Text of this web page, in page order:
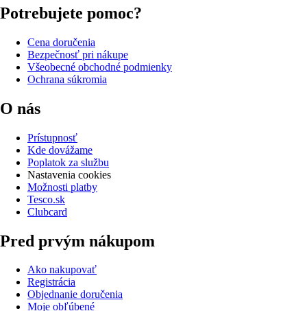
Potrebujete pomoc?
Cena doručenia
Bezpečnosť pri nákupe
Všeobecné obchodné podmienky
Ochrana súkromia
O nás
Prístupnosť
Kde dovážame
Poplatok za službu
Nastavenia cookies
Možnosti platby
Tesco.sk
Clubcard
Pred prvým nákupom
Ako nakupovať
Registrácia
Objednanie doručenia
Moje obľúbené